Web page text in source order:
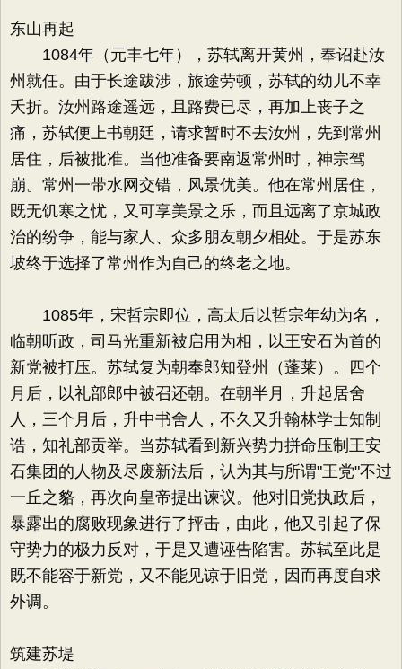
东山再起
1084年（元丰七年），苏轼离开黄州，奉诏赴汝
州就任。由于长途跋涉，旅途劳顿，苏轼的幼儿不幸
夭折。汝州路途遥远，且路费已尽，再加上丧子之
痛，苏轼便上书朝廷，请求暂时不去汝州，先到常州
居住，后被批准。当他准备要南返常州时，神宗驾
崩。常州一带水网交错，风景优美。他在常州居住，
既无饥寒之忧，又可享美景之乐，而且远离了京城政
治的纷争，能与家人、众多朋友朝夕相处。于是苏东
坡终于选择了常州作为自己的终老之地。
1085年，宋哲宗即位，高太后以哲宗年幼为名，
临朝听政，司马光重新被启用为相，以王安石为首的
新党被打压。苏轼复为朝奉郎知登州（蓬莱）。四个
月后，以礼部郎中被召还朝。在朝半月，升起居舍
人，三个月后，升中书舍人，不久又升翰林学士知制
诰，知礼部贡举。当苏轼看到新兴势力拼命压制王安
石集团的人物及尽废新法后，认为其与所谓"王党"不过
一丘之貉，再次向皇帝提出谏议。他对旧党执政后，
暴露出的腐败现象进行了抨击，由此，他又引起了保
守势力的极力反对，于是又遭诬告陷害。苏轼至此是
既不能容于新党，又不能见谅于旧党，因而再度自求
外调。
筑建苏堤